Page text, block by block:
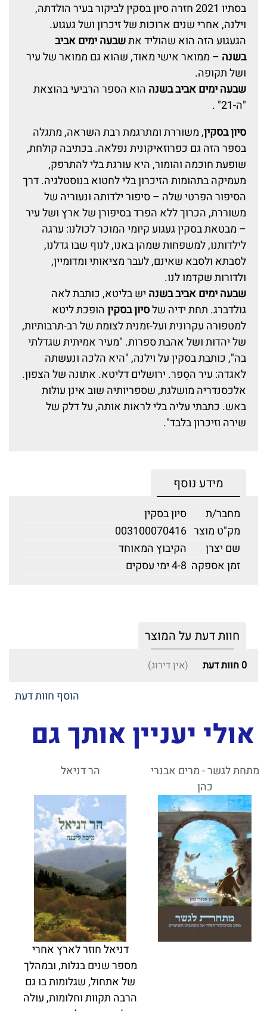
בסתיו 2021 חזרה סיון בסקין לביקור בעיר הולדתה,
וילנה, אחרי שנים ארוכות של זיכרון ושל געגוע.
הגעגוע הזה הוא שהוליד אתשבעה ימים אביב
בשנה – ממואר אישי מאוד, שהוא גם ממואר של עיר
ושל תקופה.
שבעה ימים אביב בשנה הוא הספר הרביעי בהוצאת
"ה-21" .
סיון בסקין, משוררת ומתרגמת רבת השראה, מתגלה
בספר הזה גם כפרוזאיקונית נפלאה. בכתיבה קולחת,
שופעת חוכמה והומור, היא עורגת בלי להתרפק,
מעמיקה בתהומות הזיכרון בלי לחטוא בנוסטלגיה. דרך
הסיפור הפרטי שלה – סיפור ילדותה ונעוריה של
משוררת, הכרוך ללא הפרד בסיפורן של ארץ ושל עיר
– מבטאת בסקין געגוע קיומי המוכר לכולנו: ערגה
לילדותנו, למשפחות שמהן באנו, לנוף שבו גדלנו,
לסבתא ולסבא שאינם, לעבר מציאותי ומדומיין,
ולדורות שקדמו לנו.
שבעה ימים אביב בשנה יש בליטא, כותבת לאה
גולדברג. תחת ידיה שלסיון בסקיןהופכת ליטא
למטפורה עקרונית ועל-זמנית לצומת של רב-תרבותיות,
של יהדות ושל אהבת ספרות. "מעיר אמיתית שגדלתי
בה", כותבת בסקין על וילנה, "היא הלכה ונעשתה
לאגדה: עיר הסֵפר. ירושלים דליטא. אתונה של הצפון.
אלכסנדריה מושלגת, שספריותיה שוב אינן עולות
באש. כתבתי עליה בלי לראות אותה, על דלק של
שירה וזיכרון בלבד".
מידע נוסף
מחבר/ת
סיון בסקין
מק"ט מוצר 003100070416
שם יצרן
הקיבוץ המאוחד
זמן אספקה 4-8 ימי עסקים
חוות דעת על המוצר
0 חוות דעת (אין דירוג)
הוסף חוות דעת
אולי יעניין אותך גם
מתחת לגשר - מרים אבנרי
כהן
הר דניאל
דניאל חוזר לארץ אחרי
מספר שנים בגלות, ובמהלך
של אתחול, שגלומות בו גם
הרבה תקוות וחלומות, עולה